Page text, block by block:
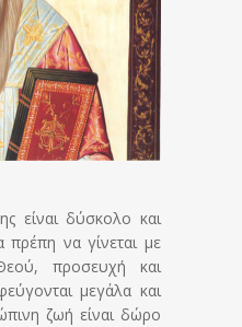
είναι δύσκολο και
να γίνεται με
προσευχή και
μεγάλα και
ζωή είναι δώρο